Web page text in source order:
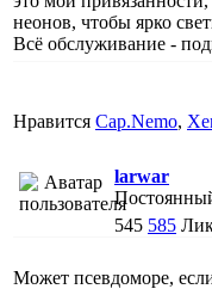
неонов, чтобы ярко
Всё обслуживание -
Нравится Cap.Nemo,
larwar
545 585
Может псевдоморе,